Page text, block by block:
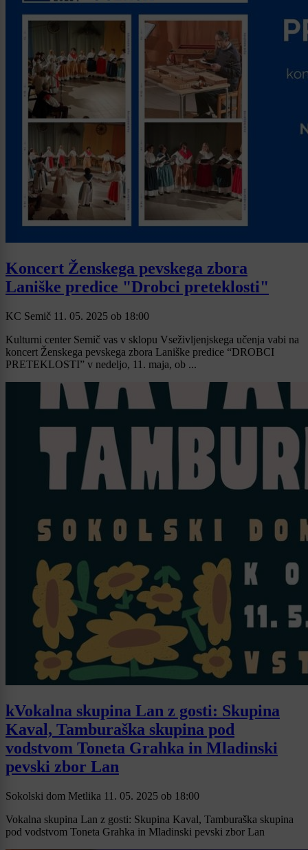
Koncert Ženskega pevskega zbora
Laniške predice "Drobci preteklosti"
KC Semič 11. 05. 2025 ob 18:00
Kulturni center Semič vas v sklopu Vseživljenjskega učenja vabi na
koncert Ženskega pevskega zbora Laniške predice “DROBCI
PRETEKLOSTI” v nedeljo, 11. maja, ob ...
kVokalna skupina Lan z gosti: Skupina
Kaval, Tamburaška skupina pod
vodstvom Toneta Grahka in Mladinski
pevski zbor Lan
Sokolski dom Metlika 11. 05. 2025 ob 18:00
Vokalna skupina Lan z gosti: Skupina Kaval, Tamburaška skupina
pod vodstvom Toneta Grahka in Mladinski pevski zbor Lan